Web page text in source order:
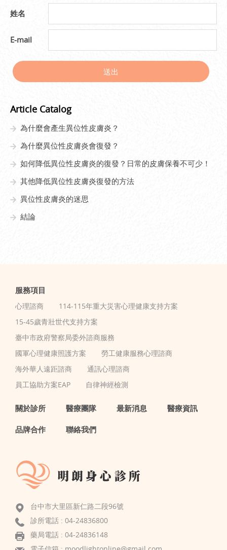
姓名
E-mail
送出
Article Catalog
為什麼會產生異位性皮膚炎？
為什麼異位性皮膚炎會復發？
如何降低異位性皮膚炎的復發？日常的皮膚保養不可少！
其他降低異位性皮膚炎復發的方法
異位性皮膚炎的迷思
結論
服務項目
心理諮商
114-115年重大災害心理健康支持方案
15-45歲青壯世代支持方案
臺中市政府警察局委外諮商服務
國軍心理健康照護方案
勞工健康服務心理諮商
海外華人遠距諮商
通訊心理諮商
員工協助方案EAP
自律神經檢測
關於診所 醫療團隊 最新消息 醫療資訊
品牌合作 聯絡我們
台中市大里區新仁路二段96號
診所電話 : 04-24836800
藥局電話 : 04-24836148